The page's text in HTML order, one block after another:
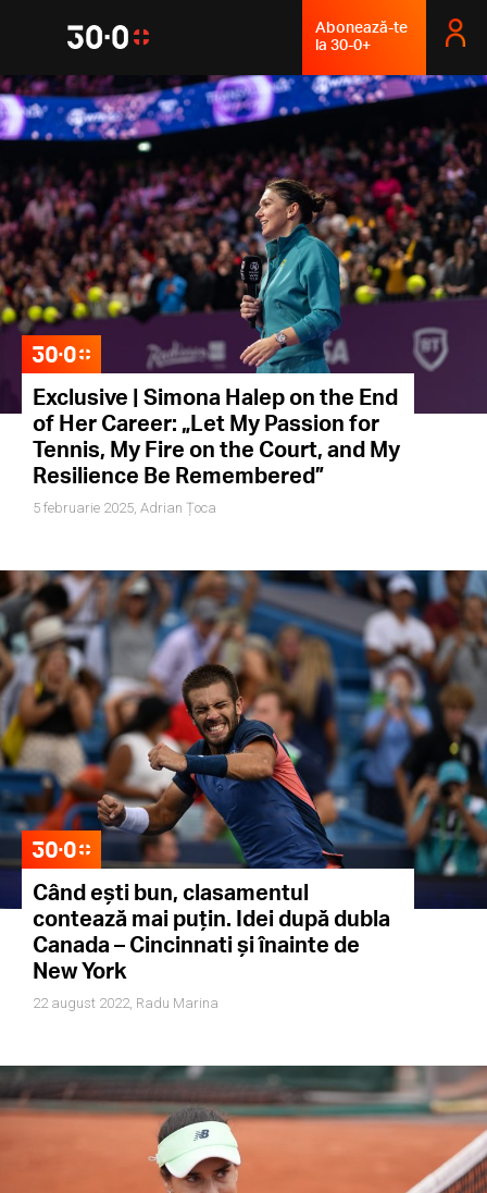
Abonează-te
la 30-0+
Exclusive | Simona Halep on the End
of Her Career: „Let My Passion for
Tennis, My Fire on the Court, and My
Resilience Be Remembered”
5 februarie 2025, Adrian Țoca
Când ești bun, clasamentul
contează mai puțin. Idei după dubla
Canada – Cincinnati și înainte de
New York
22 august 2022, Radu Marina